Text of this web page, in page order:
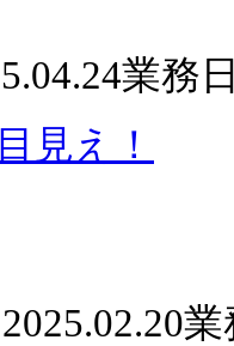
業務
見え！
2025.02.20業